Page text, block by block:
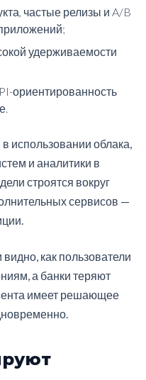
частые релизы и A/B
удерживаемости
ориентированность
использовании облака,
и аналитики в
строятся вокруг
сервисов —
как пользователи
а банки теряют
имеет решающее